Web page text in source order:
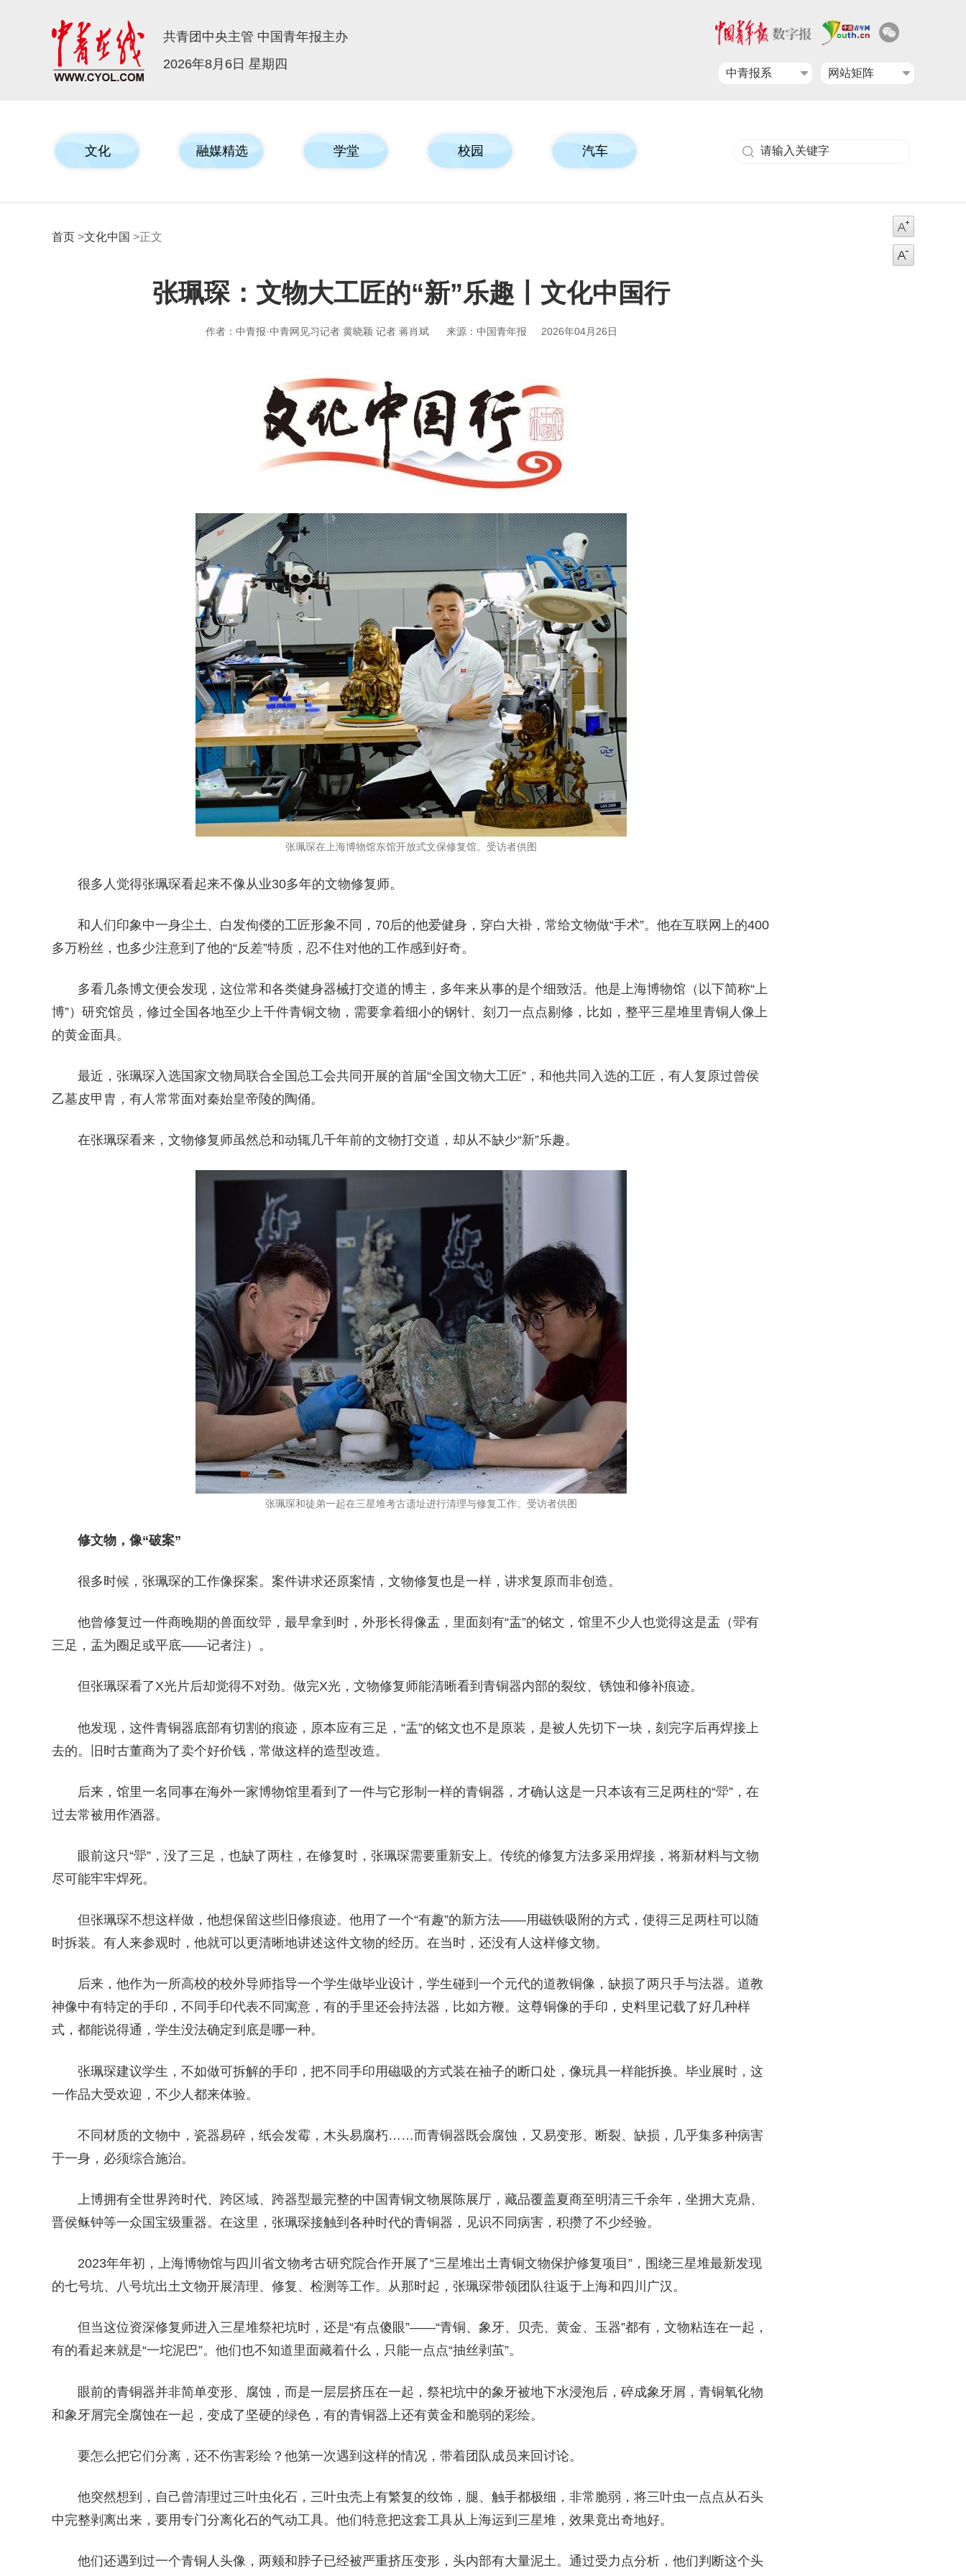
共青团中央主管 中国青年报主办
2026年8月6日 星期四
网站矩阵
中青报系
文化 融媒精选 学堂 校园 汽车
首页 >文化中国 >正文
张珮琛：文物大工匠的“新”乐趣丨文化中国行
作者：中青报·中青网见习记者 黄晓颖 记者 蒋肖斌 来源：中国青年报 2026年04月26日
张珮琛在上海博物馆东馆开放式文保修复馆。受访者供图
很多人觉得张珮琛看起来不像从业30多年的文物修复师。
和人们印象中一身尘土、白发佝偻的工匠形象不同，70后的他爱健身，穿白大褂，常给文物做“手术”。他在互联网上的400
多万粉丝，也多少注意到了他的“反差”特质，忍不住对他的工作感到好奇。
多看几条博文便会发现，这位常和各类健身器械打交道的博主，多年来从事的是个细致活。他是上海博物馆（以下简称“上
博”）研究馆员，修过全国各地至少上千件青铜文物，需要拿着细小的钢针、刻刀一点点剔修，比如，整平三星堆里青铜人像上
的黄金面具。
最近，张珮琛入选国家文物局联合全国总工会共同开展的首届“全国文物大工匠”，和他共同入选的工匠，有人复原过曾侯
乙墓皮甲胄，有人常常面对秦始皇帝陵的陶俑。
在张珮琛看来，文物修复师虽然总和动辄几千年前的文物打交道，却从不缺少“新”乐趣。
张珮琛和徒弟一起在三星堆考古遗址进行清理与修复工作。受访者供图
修文物，像“破案”
很多时候，张珮琛的工作像探案。案件讲求还原案情，文物修复也是一样，讲求复原而非创造。
他曾修复过一件商晚期的兽面纹斝，最早拿到时，外形长得像盂，里面刻有“盂”的铭文，馆里不少人也觉得这是盂（斝有
三足，盂为圈足或平底——记者注）。
但张珮琛看了X光片后却觉得不对劲。做完X光，文物修复师能清晰看到青铜器内部的裂纹、锈蚀和修补痕迹。
他发现，这件青铜器底部有切割的痕迹，原本应有三足，“盂”的铭文也不是原装，是被人先切下一块，刻完字后再焊接上
去的。旧时古董商为了卖个好价钱，常做这样的造型改造。
后来，馆里一名同事在海外一家博物馆里看到了一件与它形制一样的青铜器，才确认这是一只本该有三足两柱的“斝”，在
过去常被用作酒器。
眼前这只“斝”，没了三足，也缺了两柱，在修复时，张珮琛需要重新安上。传统的修复方法多采用焊接，将新材料与文物
尽可能牢牢焊死。
但张珮琛不想这样做，他想保留这些旧修痕迹。他用了一个“有趣”的新方法——用磁铁吸附的方式，使得三足两柱可以随
时拆装。有人来参观时，他就可以更清晰地讲述这件文物的经历。在当时，还没有人这样修文物。
后来，他作为一所高校的校外导师指导一个学生做毕业设计，学生碰到一个元代的道教铜像，缺损了两只手与法器。道教
神像中有特定的手印，不同手印代表不同寓意，有的手里还会持法器，比如方鞭。这尊铜像的手印，史料里记载了好几种样
式，都能说得通，学生没法确定到底是哪一种。
张珮琛建议学生，不如做可拆解的手印，把不同手印用磁吸的方式装在袖子的断口处，像玩具一样能拆换。毕业展时，这
一作品大受欢迎，不少人都来体验。
不同材质的文物中，瓷器易碎，纸会发霉，木头易腐朽……而青铜器既会腐蚀，又易变形、断裂、缺损，几乎集多种病害
于一身，必须综合施治。
上博拥有全世界跨时代、跨区域、跨器型最完整的中国青铜文物展陈展厅，藏品覆盖夏商至明清三千余年，坐拥大克鼎、
晋侯稣钟等一众国宝级重器。在这里，张珮琛接触到各种时代的青铜器，见识不同病害，积攒了不少经验。
2023年年初，上海博物馆与四川省文物考古研究院合作开展了“三星堆出土青铜文物保护修复项目”，围绕三星堆最新发现
的七号坑、八号坑出土文物开展清理、修复、检测等工作。从那时起，张珮琛带领团队往返于上海和四川广汉。
但当这位资深修复师进入三星堆祭祀坑时，还是“有点傻眼”——“青铜、象牙、贝壳、黄金、玉器”都有，文物粘连在一起，
有的看起来就是“一坨泥巴”。他们也不知道里面藏着什么，只能一点点“抽丝剥茧”。
眼前的青铜器并非简单变形、腐蚀，而是一层层挤压在一起，祭祀坑中的象牙被地下水浸泡后，碎成象牙屑，青铜氧化物
和象牙屑完全腐蚀在一起，变成了坚硬的绿色，有的青铜器上还有黄金和脆弱的彩绘。
要怎么把它们分离，还不伤害彩绘？他第一次遇到这样的情况，带着团队成员来回讨论。
他突然想到，自己曾清理过三叶虫化石，三叶虫壳上有繁复的纹饰，腿、触手都极细，非常脆弱，将三叶虫一点点从石头
中完整剥离出来，要用专门分离化石的气动工具。他们特意把这套工具从上海运到三星堆，效果竟出奇地好。
他们还遇到过一个青铜人头像，两颊和脖子已经被严重挤压变形，头内部有大量泥土。通过受力点分析，他们判断这个头